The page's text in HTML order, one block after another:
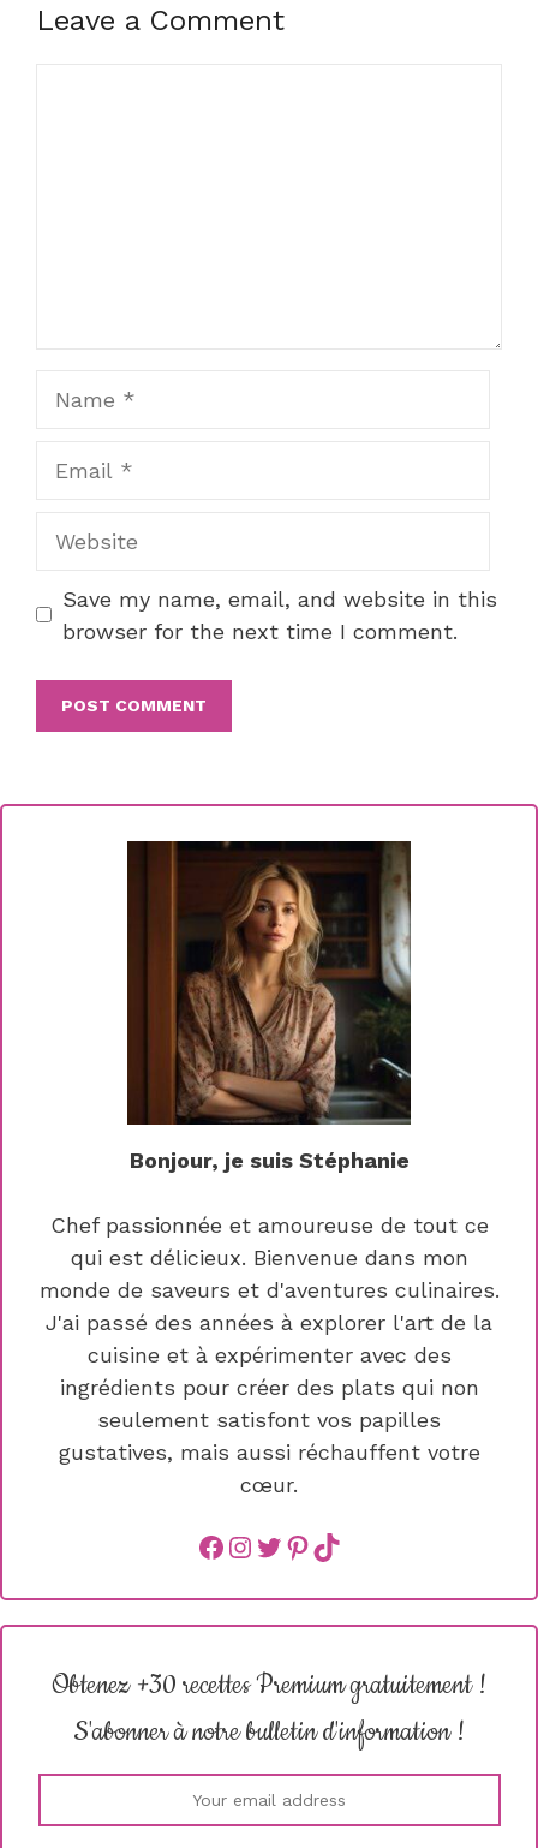
Leave a Comment
Save my name, email, and website in this
browser for the next time I comment.
Bonjour, je suis Stéphanie
Chef passionnée et amoureuse de tout ce
qui est délicieux. Bienvenue dans mon
monde de saveurs et d'aventures culinaires.
J'ai passé des années à explorer l'art de la
cuisine et à expérimenter avec des
ingrédients pour créer des plats qui non
seulement satisfont vos papilles
gustatives, mais aussi réchauffent votre
cœur.
Facebook
instagram
Twitter
Pinterest
TikTok
Obtenez +30 recettes Premium gratuitement !
S'abonner à notre bulletin d'information !